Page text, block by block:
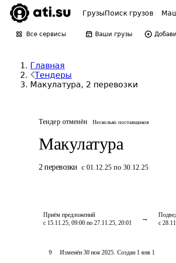
ГрузыПоиск грузов
Все сервисы Ваши грузы
Главная
Тендеры
Макулатура, 2 перевозки
Тендер отменён Несколько поставщиков
Макулатура
2 перевозки с 01.12.25 по 30.12.25
Приём предложений
с 15.11.25, 09:00 по 27.11.25, 20:01
с
9 Изменён 30 ноя 2025. Создан 1 янв 1